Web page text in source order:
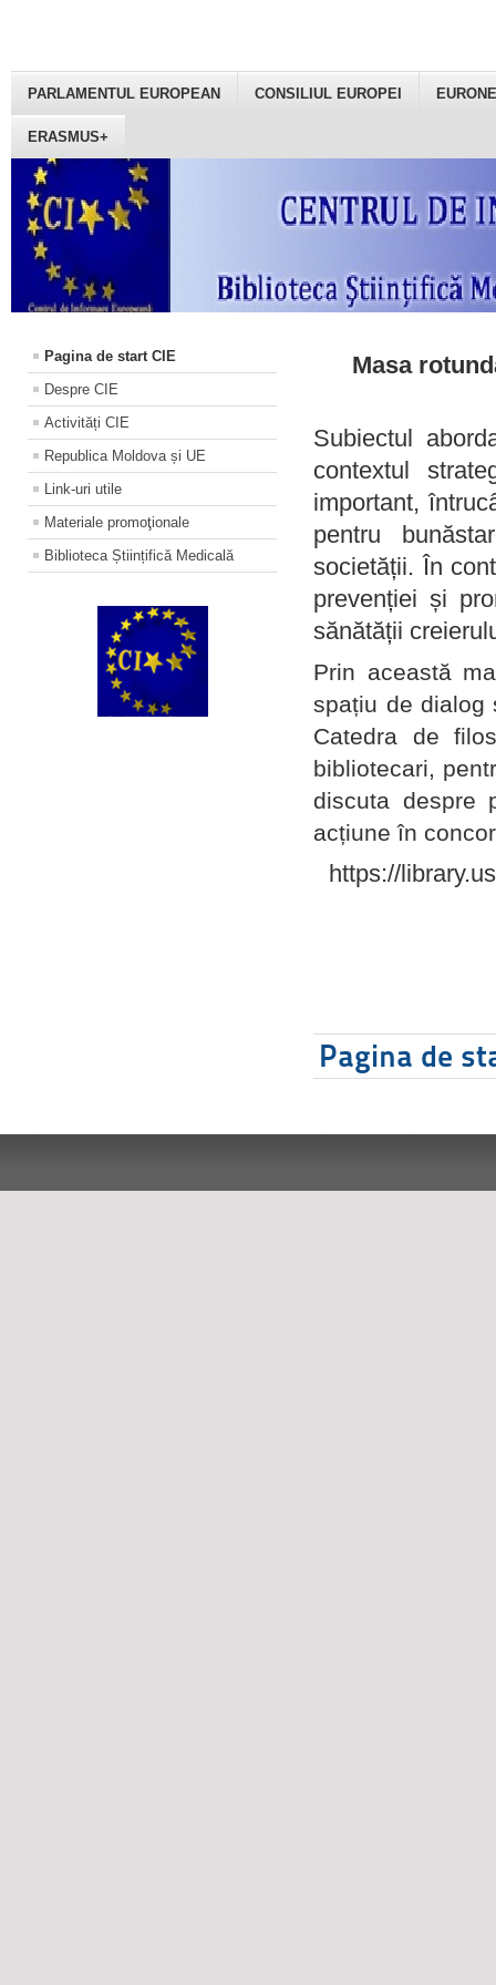
PARLAMENTUL EUROPEAN CONSILIUL EUROPEI
ERASMUS+
Pagina de start CIE
Despre CIE
Activități CIE
Republica Moldova și UE
Link-uri utile
Materiale promoţionale
Biblioteca Științifică Medicală
Masa
Subiectul
contextul
important,
pentru
societății. În
prevenției și
sănătății
Prin această
spațiu de dialog
Catedra de
bibliotecari,
discuta despre
acțiune în
https://
Pagina de